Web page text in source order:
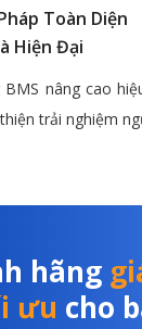
Toàn Diện
Hiện Đại
nâng cao
trải nghiệm
hãng
ưu cho